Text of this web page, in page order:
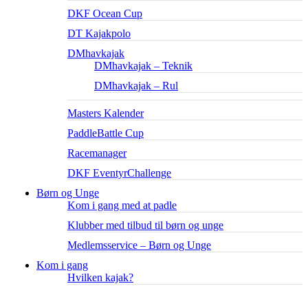
DKF Ocean Cup
DT Kajakpolo
DMhavkajak
DMhavkajak – Teknik
DMhavkajak – Rul
Masters Kalender
PaddleBattle Cup
Racemanager
DKF EventyrChallenge
Børn og Unge
Kom i gang med at padle
Klubber med tilbud til børn og unge
Medlemsservice – Børn og Unge
Kom i gang
Hvilken kajak?